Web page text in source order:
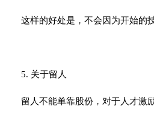
这样的好处是，不会因为开始的
5. 关于留人
留人不能单靠股份，对于人才激